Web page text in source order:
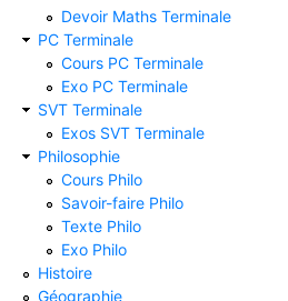
Devoir Maths Terminale
PC Terminale
Cours PC Terminale
Exo PC Terminale
SVT Terminale
Exos SVT Terminale
Philosophie
Cours Philo
Savoir-faire Philo
Texte Philo
Exo Philo
Histoire
Géographie